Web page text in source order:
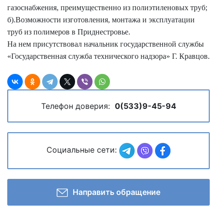
газоснабжения, преимущественно из полиэтиленовых труб;
б).Возможности изготовления, монтажа и эксплуатации
труб из полимеров в Приднестровье.
На нем присутствовал начальник государственной службы
«Государственная служба технического надзора» Г. Кравцов.
Телефон доверия: 0(533)9-45-94
Социальные сети:
Направить обращение